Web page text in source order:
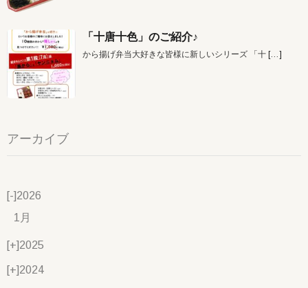
「十唐十色」のご紹介♪
から揚げ弁当大好きな皆様に新しいシリーズ 「十 […]
アーカイブ
[-]2026
1月
[+]2025
[+]2024